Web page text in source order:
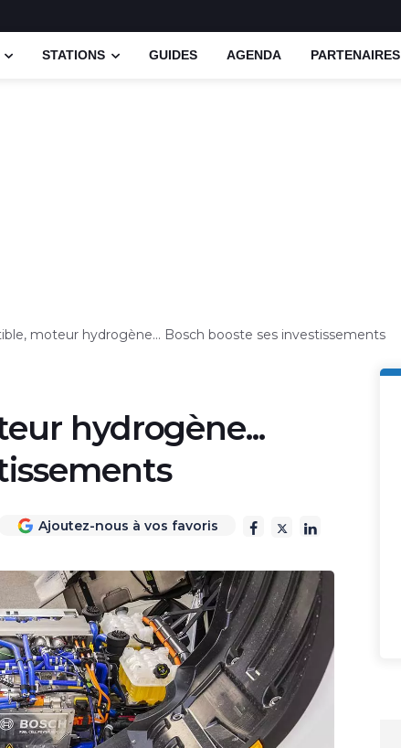
STATIONS GUIDES AGENDA PARTENAIRES
moteur hydrogène... Bosch booste ses investissements
hydrogène...
Ajoutez-nous à vos favoris